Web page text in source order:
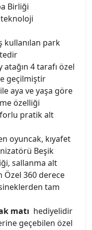
Birliği
kullanılan park
4 tarafı özel
geçilmiştir
aya ve yaşa göre
özelliği
pratik alt
oyuncak, kıyafet
Beşik
sallanma alt
Özel 360 derece
tam
matı hediyelidir
geçebilen özel